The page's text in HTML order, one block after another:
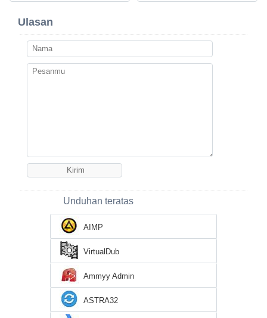
Ulasan
Unduhan teratas
AIMP
VirtualDub
Ammyy Admin
ASTRA32